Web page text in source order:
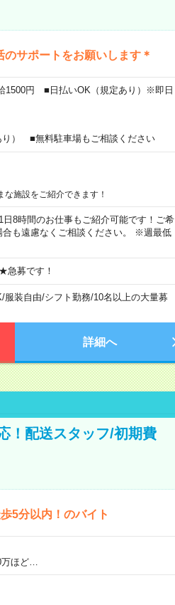
サポートをお願いします＊
1500円 ■日払いOK（規定あり）※即日
） ■無料駐車場もご相談ください
施設をご紹介できます！
8時間のお仕事もご紹介可能です！ご希
も遠慮なくご相談ください。 ※週最低
急募です！
/服装自由/シフト勤務/10名以上の大量募
詳細へ
！配送スタッフ/初期費
5分以内！のバイト
ほど…